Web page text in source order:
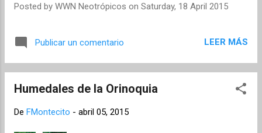
Posted by WWN Neotrópicos on Saturday, 18 April 2015
Publicar un comentario LEER MÁS
Humedales de la Orinoquia
De FMontecito - abril 05, 2015